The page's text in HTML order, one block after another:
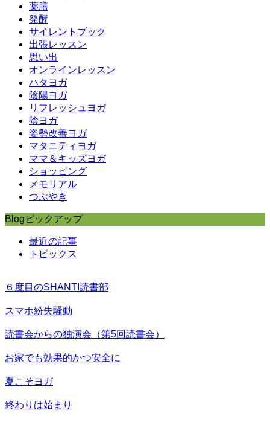
薬膳
発酵
サイレントブック
出張レッスン
思い出
オンラインレッスン
ハタヨガ
陰陽ヨガ
リフレッシュヨガ
陰ヨガ
姿勢改善ヨガ
マタニティヨガ
ママ＆キッズヨガ
ショッピング
メモリアル
つぶやき
Blogピックアップ
最近の記事
トピックス
６度目のSHANTI読書部
スマホ紛失騒動
読書会からの独演会（第5回読書会）
お家でも効果的かつ安全に
夏こそヨガ
終わりは始まり